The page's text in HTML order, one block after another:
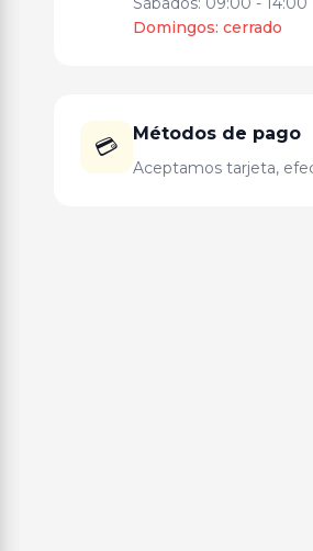
Domingos: cerrado
💳
Métodos de pago
Aceptamos tarjeta,